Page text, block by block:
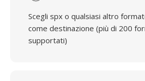
Scegli spx o qualsiasi altro
come destinazione (più di 200
supportati)